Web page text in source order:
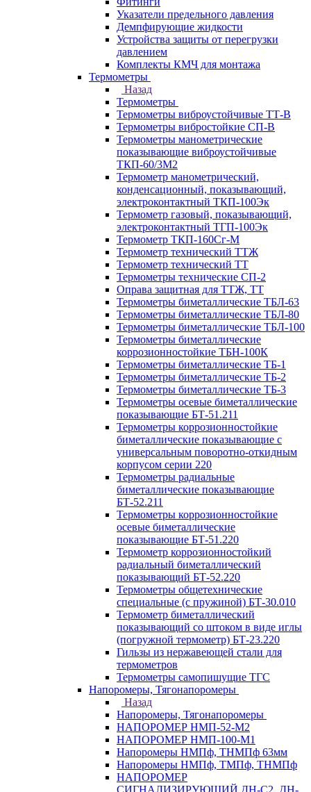
Указатели предельного давления
Демпфирующие жидкости
Устройства защиты от перегрузки
давлением
Комплекты КМЧ для монтажа
Термометры
Назад
Термометры
Термометры виброустойчивые ТТ-В
Термометры вибростойкие СП-В
Термометры манометрические
показывающие виброустойчивые
ТКП-60/3М2
Термометр манометрический,
конденсационный, показывающий,
электроконтактный ТКП-100Эк
Термометр газовый, показывающий,
электроконтактный ТГП-100Эк
Термометр ТКП-160Сг-М
Термометр технический ТТЖ
Термометр технический ТТ
Термометры технические СП-2
Оправа защитная для ТТЖ, ТТ
Термометры биметаллические ТБЛ-63
Термометры биметаллические ТБЛ-80
Термометры биметаллические ТБЛ-100
Термометры биметаллические
коррозионностойкие ТБН-100К
Термометры биметаллические ТБ-1
Термометры биметаллические ТБ-2
Термометры биметаллические ТБ-3
Термометры осевые биметаллические
показывающие БТ-51.211
Термометры коррозионностойкие
биметаллические показывающие с
универсальным поворотно-откидным
корпусом серии 220
Термометры радиальные
биметаллические показывающие
БТ-52.211
Термометры коррозионностойкие
осевые биметаллические
показывающие БТ-51.220
Термометр коррозионностойкий
радиальный биметаллический
показывающий БТ-52.220
Термометры общетехнические
специальные (с пружиной) БТ-30.010
Термометр биметаллический
показывающий со штоком в виде иглы
(погружной термометр) БТ-23.220
Гильзы из нержавеющей стали для
термометров
Термометры самопишущие ТГС
Напоромеры, Тягонапоромеры
Назад
Напоромеры, Тягонапоромеры
НАПОРОМЕР НМП-52-М2
НАПОРОМЕР НМП-100-М1
Напоромеры НМПф, ТНМПф 63мм
Напоромеры НМПф, ТМПф, ТНМПф
НАПОРОМЕР
СИГНАЛИЗИРУЮЩИЙ ДН-С2, ДН-